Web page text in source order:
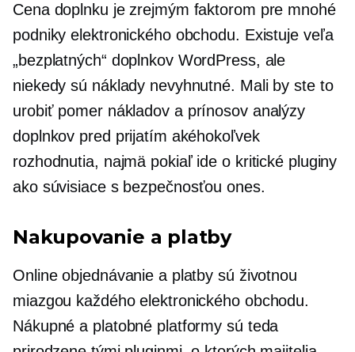
Cena doplnku je zrejmým faktorom pre mnohé
podniky elektronického obchodu. Existuje veľa
„bezplatných“ doplnkov WordPress, ale
niekedy sú náklady nevyhnutné. Mali by ste to
urobiť pomer nákladov a prínosovanalýzy
doplnkov pred prijatím akéhokoľvek
rozhodnutia, najmä pokiaľ ide o kritické pluginy
ako súvisiace s bezpečnosťou ones.
Nakupovanie a platby
Online objednávanie a platby sú životnou
miazgou každého elektronického obchodu.
Nákupné a platobné platformy sú teda